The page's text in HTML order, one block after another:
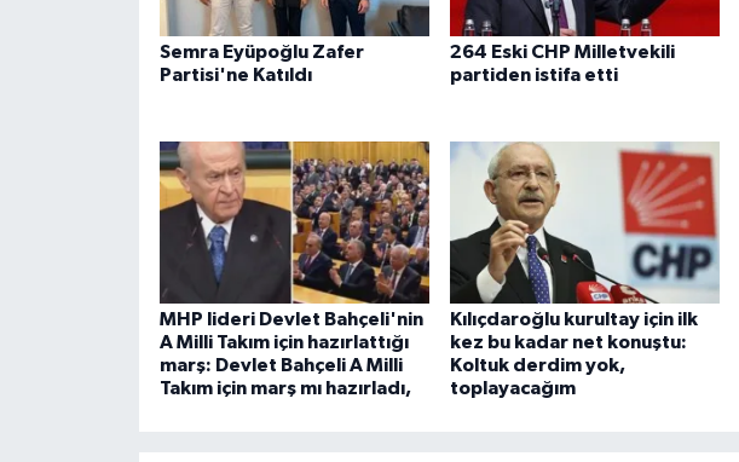
Semra Eyüpoğlu Zafer
Partisi'ne Katıldı
264 Eski CHP Milletvekili
partiden istifa etti
MHP lideri Devlet Bahçeli'nin
A Milli Takım için hazırlattığı
marş: Devlet Bahçeli A Milli
Takım için marş mı hazırladı,
Kılıçdaroğlu kurultay için ilk
kez bu kadar net konuştu:
Koltuk derdim yok,
toplayacağım